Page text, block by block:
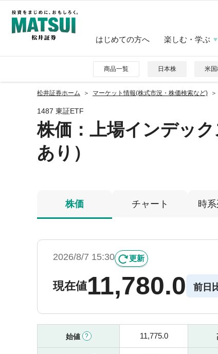
はじめての方へ 楽しむ・学ぶ
商品一覧 日本株 米国
松井証券ホーム マーケット情報(株式市況・株価検索など)
1487 東証ETF
株価 ：上場インデッ
あり）
株価 チャート 時
2026/8/7 15:30 更新
現在値11,780.0 前日
始値 11,775.0